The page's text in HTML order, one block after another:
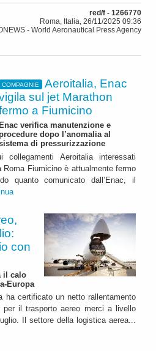
red/f - 1266770
Roma, Italia, 26/11/2025 09:36
- World Aeronautical Press Agency
COMPAGNIE
Aeroitalia, Enac
sul jet Marathon
a Fiumicino
Enac verifica manutenzione e
dopo l’anomalia al
di pressurizzazione
collegamenti Aeroitalia interessati
Fiumicino è attualmente fermo
quanto comunicato dall’Enac, il
con
il calo
Europa
ha certificato un netto rallentamento
il trasporto aereo merci a livello
Il settore della logistica aerea...